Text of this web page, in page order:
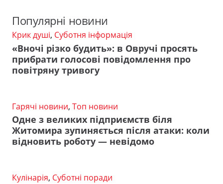
Популярні новини
Крик душі, Суботня інформація
«Вночі різко будить»: в Овручі просять
прибрати голосові повідомлення про
повітряну тривогу
Гарячі новини, Топ новини
Одне з великих підприємств біля
Житомира зупиняється після атаки: коли
відновить роботу — невідомо
Кулінарія, Суботні поради